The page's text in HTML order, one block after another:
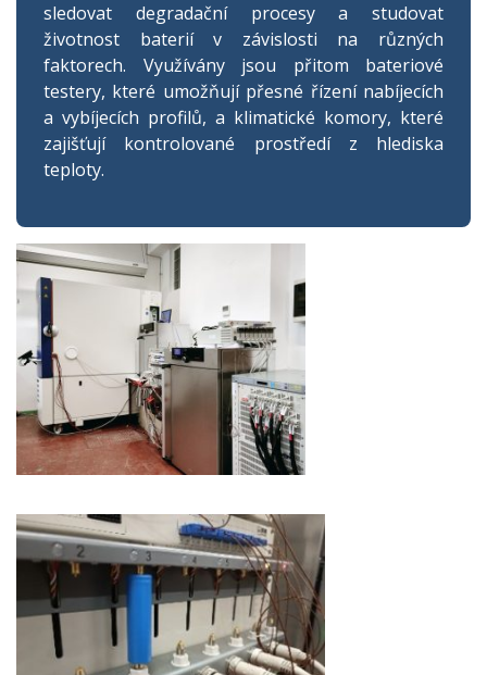
sledovat degradační procesy a studovat
životnost baterií v závislosti na různých
faktorech. Využívány jsou přitom bateriové
testery, které umožňují přesné řízení nabíjecích
a vybíjecích profilů, a klimatické komory, které
zajišťují kontrolované prostředí z hlediska
teploty.